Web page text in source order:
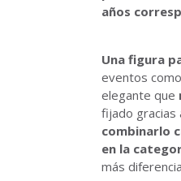
años
Una figura
eventos
elegante que
fijado gracias
combinarlo
en la
más